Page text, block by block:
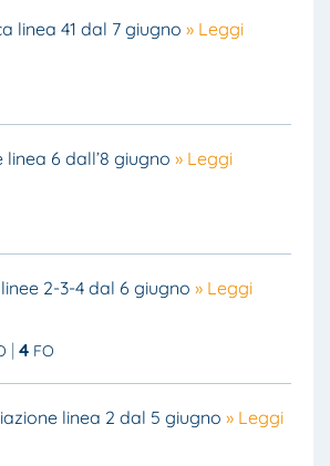
linea 41 dal 7 giugno » Leggi
linea 6 dall’8 giugno » Leggi
2-3-4 dal 6 giugno » Leggi
4 FO
linea 2 dal 5 giugno » Leggi